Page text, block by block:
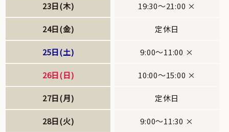
23日(木) 19:30～21:00 ×
24日(金) 定休日
25日(土) 9:00～11:00 ×
26日(日) 10:00～15:00 ×
27日(月) 定休日
28日(火) 9:00～11:30 ×